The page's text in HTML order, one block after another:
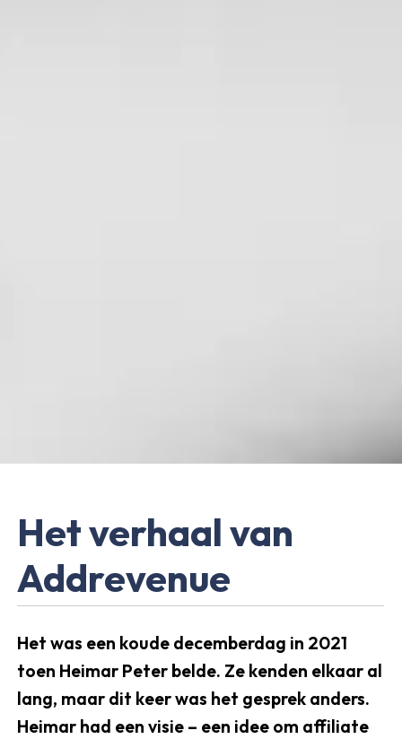
Het verhaal van
Addrevenue
Het was een koude decemberdag in 2021
toen Heimar Peter belde. Ze kenden elkaar al
lang, maar dit keer was het gesprek anders.
Heimar had een visie – een idee om affiliate